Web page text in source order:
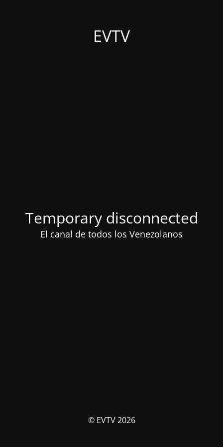
EVTV
Temporary disconnected
El canal de todos los Venezolanos
© EVTV 2026